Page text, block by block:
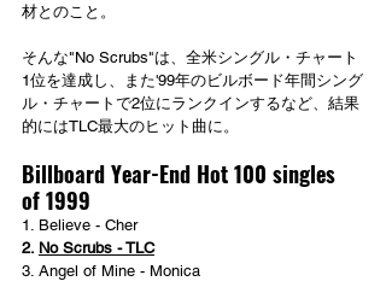
材とのこと。
そんな"No Scrubs"は、全米シングル・チャート
1位を達成し、また'99年のビルボード年間シング
ル・チャートで2位にランクインするなど、結果
的にはTLC最大のヒット曲に。
Billboard Year-End Hot 100 singles
of 1999
1. Believe - Cher
2. No Scrubs - TLC
3. Angel of Mine - Monica